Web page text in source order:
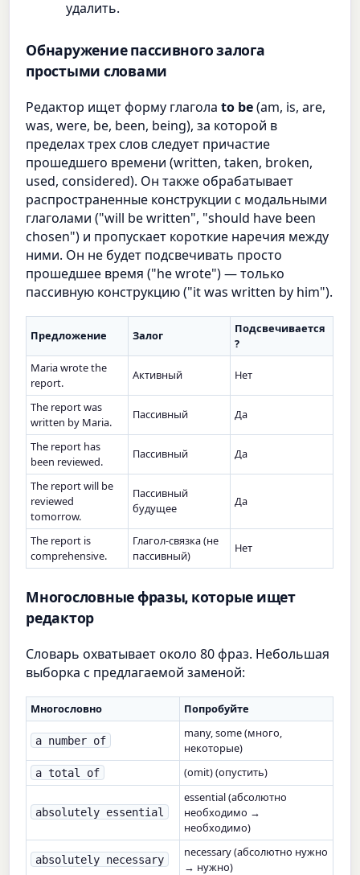
удалить.
Обнаружение пассивного залога
простыми словами
Редактор ищет форму глаголаto be(am, is, are,
was, were, be, been, being), за которой в
пределах трех слов следует причастие
прошедшего времени (written, taken, broken,
used, considered). Он также обрабатывает
распространенные конструкции с модальными
глаголами ("will be written", "should have been
chosen") и пропускает короткие наречия между
ними. Он не будет подсвечивать просто
прошедшее время ("he wrote") — только
пассивную конструкцию ("it was written by him").
Предложение Залог
Подсвечивается
?
Maria wrote the
report.
Активный Нет
The report was
written by Maria.
Пассивный Да
The report has
been reviewed.
Пассивный Да
The report will be
reviewed
tomorrow.
Пассивный
будущее
Да
The report is
comprehensive.
Глагол-связка (не
пассивный)
Нет
Многословные фразы, которые ищет
редактор
Словарь охватывает около 80 фраз. Небольшая
выборка с предлагаемой заменой:
Многословно Попробуйте
a number of
many, some (много,
некоторые)
a total of (omit) (опустить)
absolutely essential
essential (абсолютно
необходимо →
необходимо)
absolutely necessary
necessary (абсолютно нужно
→ нужно)